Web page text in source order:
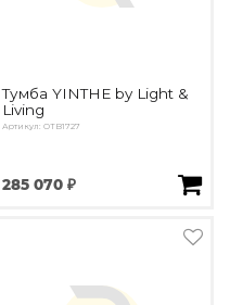
Тумба YINTHE by Light &
Living
Артикул: OTB1727
285 070 ₽